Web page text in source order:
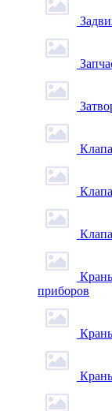
приборов